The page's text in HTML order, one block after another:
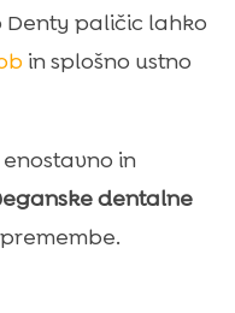
Denty paličic lahko
in splošno ustno
in
dentalne